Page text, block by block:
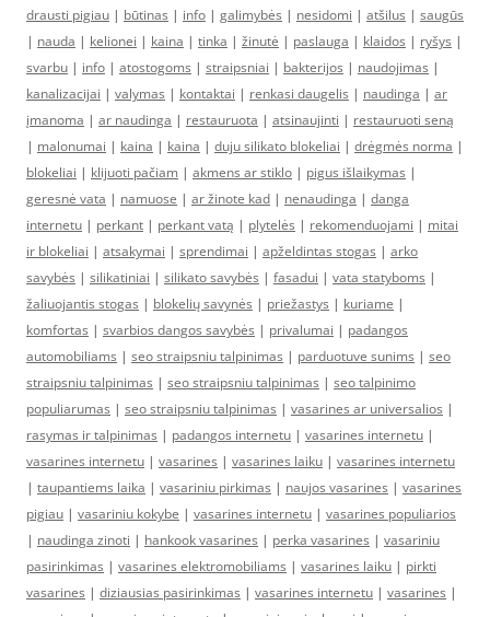
drausti pigiau | būtinas | info | galimybės | nesidomi | atšilus | saugūs
| nauda | kelionei | kaina | tinka | žinutė | paslauga | klaidos | ryšys |
svarbu | info | atostogoms | straipsniai | bakterijos | naudojimas |
kanalizacijai | valymas | kontaktai | renkasi daugelis | naudinga | ar
įmanoma | ar naudinga | restauruota | atsinaujinti | restauruoti seną
| malonumai | kaina | kaina | duju silikato blokeliai | drėgmės norma |
blokeliai | klijuoti pačiam | akmens ar stiklo | pigus išlaikymas |
geresnė vata | namuose | ar žinote kad | nenaudinga | danga
internetu | perkant | perkant vatą | plytelės | rekomenduojami | mitai
ir blokeliai | atsakymai | sprendimai | apželdintas stogas | arko
savybės | silikatiniai | silikato savybės | fasadui | vata statyboms |
žaliuojantis stogas | blokelių savynės | priežastys | kuriame |
komfortas | svarbios dangos savybės | privalumai | padangos
automobiliams | seo straipsniu talpinimas | parduotuve sunims | seo
straipsniu talpinimas | seo straipsniu talpinimas | seo talpinimo
populiarumas | seo straipsniu talpinimas | vasarines ar universalios |
rasymas ir talpinimas | padangos internetu | vasarines internetu |
vasarines internetu | vasarines | vasarines laiku | vasarines internetu
| taupantiems laika | vasariniu pirkimas | naujos vasarines | vasarines
pigiau | vasariniu kokybe | vasarines internetu | vasarines populiarios
| naudinga zinoti | hankook vasarines | perka vasarines | vasariniu
pasirinkimas | vasarines elektromobiliams | vasarines laiku | pirkti
vasarines | diziausias pasirinkimas | vasarines internetu | vasarines |